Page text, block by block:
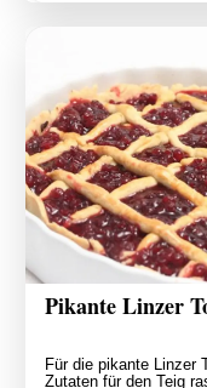
Pikante Linzer
Für die pikante Linzer
Zutaten für den Teig